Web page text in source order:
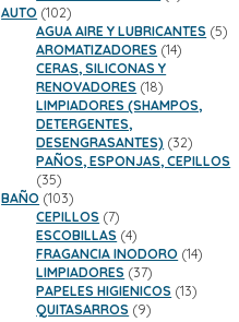
AUTO 102102
productos
AGUA AIRE Y LUBRICANTES 55
AROMATIZADORES 1414
CERAS, SILICONAS Y
RENOVADORES 1818
productos
LIMPIADORES (SHAMPOS,
DETERGENTES,
DESENGRASANTES) 3232
productos
PAÑOS, ESPONJAS, CEPILLOS
3535
productos
BAÑO 103103
productos
CEPILLOS 77
productos
ESCOBILLAS 44
productos
FRAGANCIA INODORO 1414
LIMPIADORES 3737
productos
PAPELES HIGIENICOS 1313
QUITASARROS 99